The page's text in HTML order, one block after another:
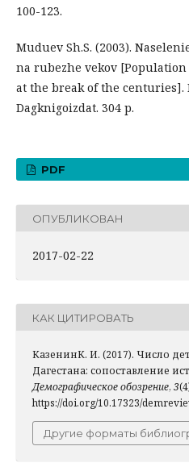
100-123.
Muduev Sh.S. (2003).
na rubezhe vekov
at the break of the centuries].
Dagknigoizdat. 304 p.
PDF
ОПУБЛИКОВАН
2017-02-22
КАК ЦИТИРОВАТЬ
КазенинК. И. (2017). Число
Дагестана: сопоставление
Демографическое обозрение, 3
https://doi.org/10.17323/
Другие форматы